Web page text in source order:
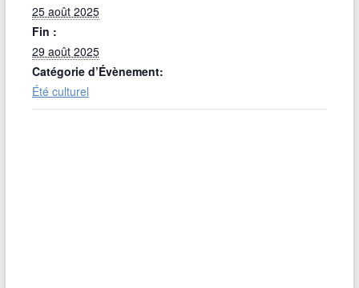
25 août 2025
Fin :
29 août 2025
Catégorie d’Évènement:
Été culturel